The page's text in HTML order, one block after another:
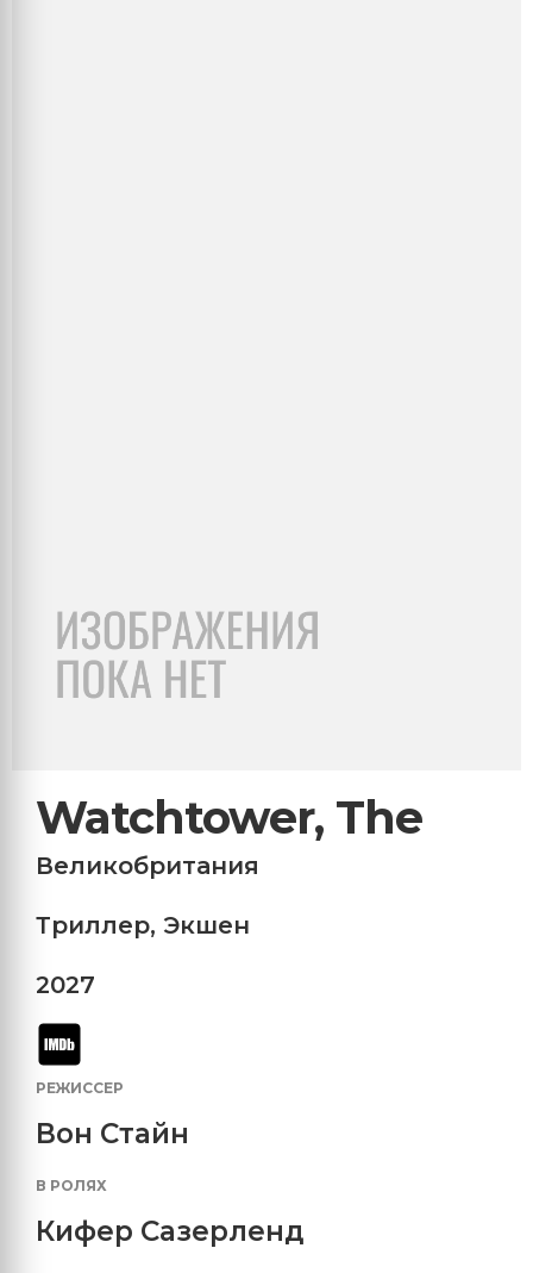
Watchtower, The
Великобритания
Триллер, Экшен
2027
РЕЖИССЕР
Вон Стайн
В РОЛЯХ
Кифер Сазерленд